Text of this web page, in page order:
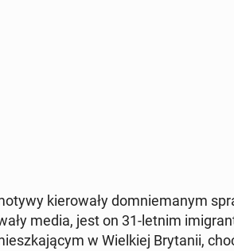
kie­ro­wa­ły do­mnie­ma­nym
media, jest on 31-letnim
w Wiel­kiej Bry­ta­nii,